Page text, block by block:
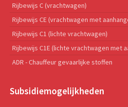
Rijbewijs C (vrachtwagen)
Rijbewijs CE (vrachtwagen met
Rijbewijs C1 (lichte vrachtwagen)
Rijbewijs C1E (lichte vrachtwagen met
ADR - Chauffeur gevaarlijke stoffen
Subsidiemogelijkheden